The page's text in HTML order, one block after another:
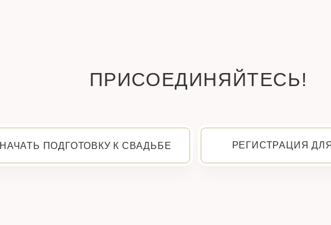
ПРИСОЕДИНЯЙТЕСЬ!
НАЧАТЬ ПОДГОТОВКУ К СВАДЬБЕ РЕГИСТРАЦИЯ